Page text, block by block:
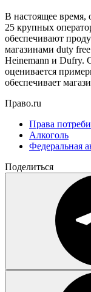
В настоящее время,
25 крупных
обеспечивают
магазинами duty
Heinemann и Dufry.
оценивается
обеспечивает
Право.ru
Права
Алкоголь
Федеральная
Поделиться